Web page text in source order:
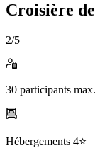
Croisière de
2/5
30 participants max.
Hébergements 4⭐️